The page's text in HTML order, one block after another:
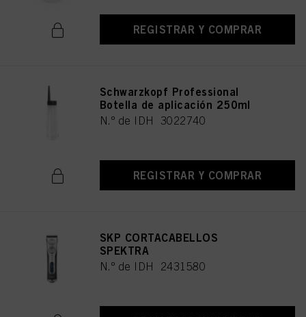
REGISTRAR Y COMPRAR
Schwarzkopf Professional
Botella de aplicación 250ml
N.º de IDH 3022740
REGISTRAR Y COMPRAR
SKP CORTACABELLOS
SPEKTRA
N.º de IDH 2431580